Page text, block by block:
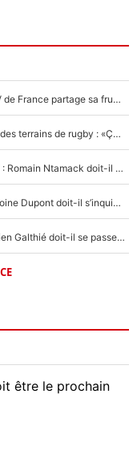
Mis de côté par Fabien Galthié, un joueur du XV de France partage sa frustration : «ils ne me l’ont pas dit tout de suite»
La raison d'être de Matthieu Jalibert en dehors des terrains de rugby : «Ça m'atteint autant que si tu touches à un membre de ma famille»
XV de France - Matthieu Jalibert a tout changé : Romain Ntamack doit-il s’inquiéter pour sa place à un an de la Coupe du monde ?
«Le XV de France est meilleur avec Lucu» : Antoine Dupont doit-il s’inquiéter pour sa place ?
Le XV de France a trouvé son remplaçant : Fabien Galthié doit-il se passer d'Antoine Dupont ?
être le prochain